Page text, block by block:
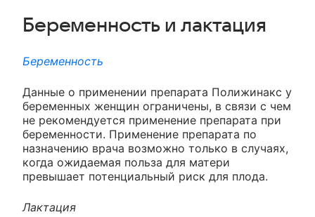
Беременность и лактация
Беременность
Данные о применении препарата Полижинакс у
беременных женщин ограничены, в связи с чем
не рекомендуется применение препарата при
беременности. Применение препарата по
назначению врача возможно только в случаях,
когда ожидаемая польза для матери
превышает потенциальный риск для плода.
Лактация